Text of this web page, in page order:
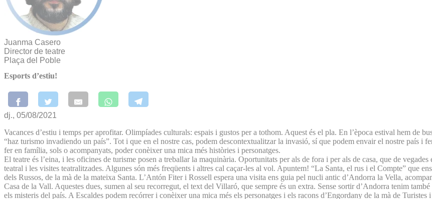
Juanma Casero
Director de teatre
Plaça del Poble
Esports d’estiu!
dj., 05/08/2021
Vacances d’estiu i temps per aprofitar. Olimpíades culturals: espais i gustos per a tothom. Aquest és el pla. En l’època estival hem de
“haz turismo invadiendo un país”. Tot i que en el nostre cas, podem descontextualitzar la invasió, sí que podem envair el nostre país i
fer en família, sols o acompanyats, poder conèixer una mica més històries i personatges.
El teatre és l’eina, i les oficines de turisme posen a treballar la maquinària. Oportunitats per als de fora i per als de casa, que de
teatral i les visites teatralitzades. Algunes són més freqüents i altres cal caçar-les al vol. Apuntem! “La Santa, el rus i el Compte” que
dels Russos, de la mà de la mateixa Santa. L’Antón Fiter i Rossell espera una visita ens guia pel nucli antic d’Andorra la Vella,
Casa de la Vall. Aquestes dues, sumen al seu recorregut, el text del Villaró, que sempre és un extra. Sense sortir d’Andorra tenim
els misteris del país. A Escaldes podem recórrer i conèixer una mica més els personatges i els racons d’Engordany de la mà de